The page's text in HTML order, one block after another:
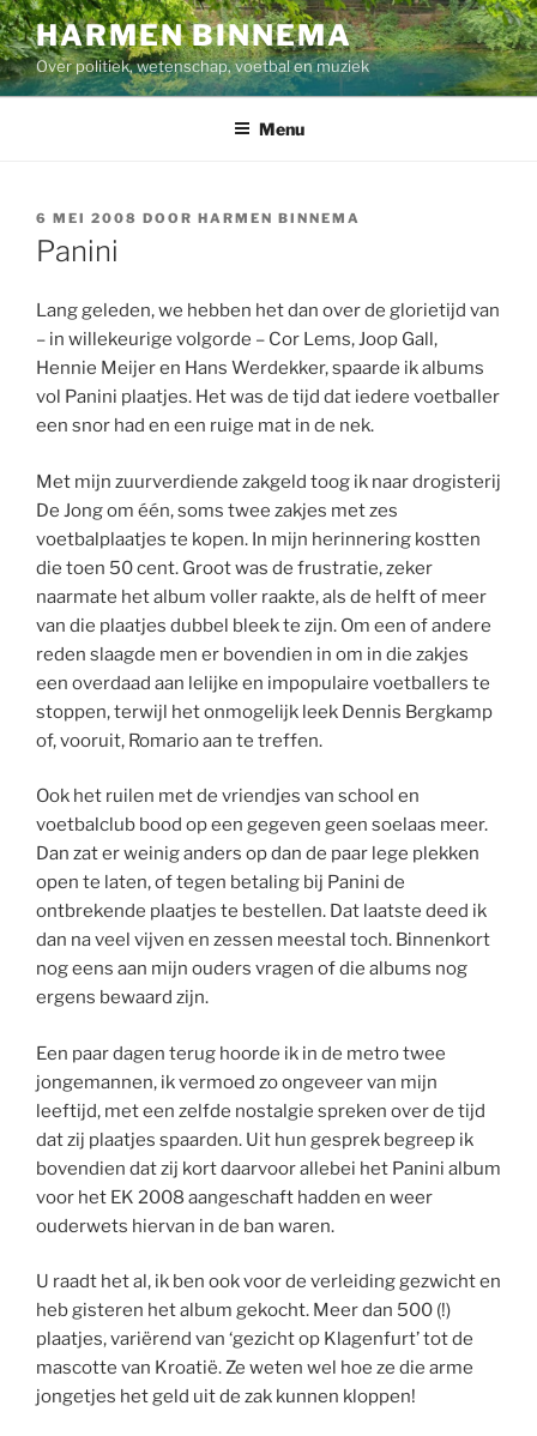
Ga
naar
de
inhoud
HARMEN BINNEMA
Over politiek, wetenschap, voetbal en muziek
Menu
GEPLAATST
OP
6 MEI 2008 DOOR HARMEN BINNEMA
Panini
Lang geleden, we hebben het dan over de glorietijd van
– in willekeurige volgorde – Cor Lems, Joop Gall,
Hennie Meijer en Hans Werdekker, spaarde ik albums
vol Panini plaatjes. Het was de tijd dat iedere voetballer
een snor had en een ruige mat in de nek.
Met mijn zuurverdiende zakgeld toog ik naar drogisterij
De Jong om één, soms twee zakjes met zes
voetbalplaatjes te kopen. In mijn herinnering kostten
die toen 50 cent. Groot was de frustratie, zeker
naarmate het album voller raakte, als de helft of meer
van die plaatjes dubbel bleek te zijn. Om een of andere
reden slaagde men er bovendien in om in die zakjes
een overdaad aan lelijke en impopulaire voetballers te
stoppen, terwijl het onmogelijk leek Dennis Bergkamp
of, vooruit, Romario aan te treffen.
Ook het ruilen met de vriendjes van school en
voetbalclub bood op een gegeven geen soelaas meer.
Dan zat er weinig anders op dan de paar lege plekken
open te laten, of tegen betaling bij Panini de
ontbrekende plaatjes te bestellen. Dat laatste deed ik
dan na veel vijven en zessen meestal toch. Binnenkort
nog eens aan mijn ouders vragen of die albums nog
ergens bewaard zijn.
Een paar dagen terug hoorde ik in de metro twee
jongemannen, ik vermoed zo ongeveer van mijn
leeftijd, met een zelfde nostalgie spreken over de tijd
dat zij plaatjes spaarden. Uit hun gesprek begreep ik
bovendien dat zij kort daarvoor allebei het Panini album
voor het EK 2008 aangeschaft hadden en weer
ouderwets hiervan in de ban waren.
U raadt het al, ik ben ook voor de verleiding gezwicht en
heb gisteren het album gekocht. Meer dan 500 (!)
plaatjes, variërend van ‘gezicht op Klagenfurt’ tot de
mascotte van Kroatië. Ze weten wel hoe ze die arme
jongetjes het geld uit de zak kunnen kloppen!